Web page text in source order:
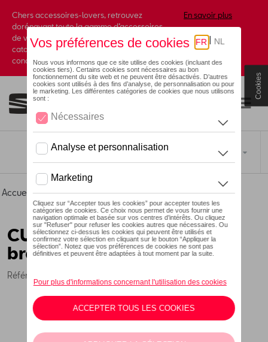
Chers accessoires-lovers, retrouvez
dorénavant toute la gamme d’accessoires
de votre marque préférée sous forme de
catalogue à commander auprès de votre
concessionaire.
En savoir plus
Accueil >Pour vous >CUPRA >Miniatures > Détail
CUPRA Formentor 1:43,
bronze
Référence: 5FF099300B
Cookies